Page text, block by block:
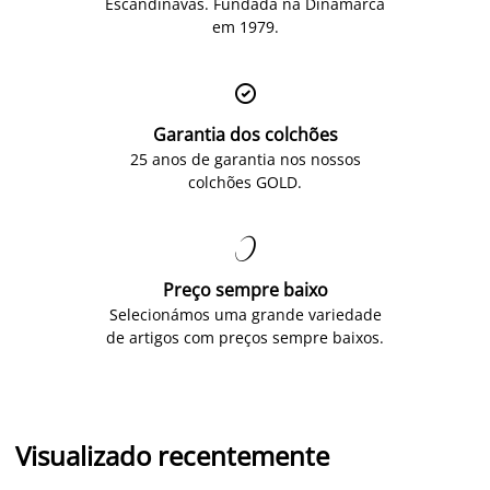
em 1979.

Garantia dos colchões
25 anos de garantia nos nossos
colchões GOLD.

Preço sempre baixo
Selecionámos uma grande variedade
de artigos com preços sempre baixos.
Visualizado recentemente